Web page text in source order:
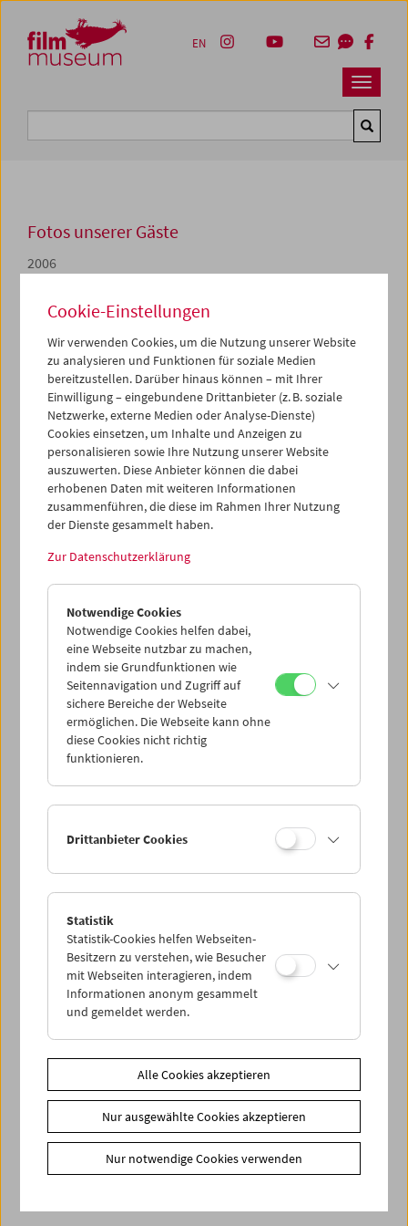
Zum Inhalt
Zum Hauptmenü
Zur Servicenavigation
Zum Suche
Navbar
EN
Fotos unserer Gäste
2006
In person: Nathaniel Dorsky
Nathaniel Dorsky gilt in den USA als einer der großen
Vertreter des zeitgenössischen Avantgardefilms - in
Europa ist sein Werk aber noch kaum bekannt. Im
Oktober 2006 präsentierte er zwei Programme mit
seinen Arbeiten im Österreichischen Filmmuseum.
ProgrammSeptember 2006 - In person
News
Fotos unserer Gäste
Gästebuch
Trailer
Cookie-Einstellungen
Wir verwenden Cookies, um die Nutzung unserer Website
zu analysieren und Funktionen für soziale Medien
bereitzustellen. Darüber hinaus können – mit Ihrer
Einwilligung – eingebundene Drittanbieter (z. B. soziale
Netzwerke, externe Medien oder Analyse-Dienste)
Cookies einsetzen, um Inhalte und Anzeigen zu
personalisieren sowie Ihre Nutzung unserer Website
auszuwerten. Diese Anbieter können die dabei
erhobenen Daten mit weiteren Informationen
zusammenführen, die diese im Rahmen Ihrer Nutzung
der Dienste gesammelt haben.
Zur Datenschutzerklärung
Notwendige Cookies
Notwendige Cookies helfen dabei,
eine Webseite nutzbar zu machen,
indem sie Grundfunktionen wie
Seitennavigation und Zugriff auf
sichere Bereiche der Webseite
ermöglichen. Die Webseite kann ohne
diese Cookies nicht richtig
funktionieren.
Drittanbieter Cookies
Statistik
Statistik-Cookies helfen Webseiten-
Besitzern zu verstehen, wie Besucher
mit Webseiten interagieren, indem
Informationen anonym gesammelt
und gemeldet werden.
Alle Cookies akzeptieren
Nur ausgewählte Cookies akzeptieren
Nur notwendige Cookies verwenden